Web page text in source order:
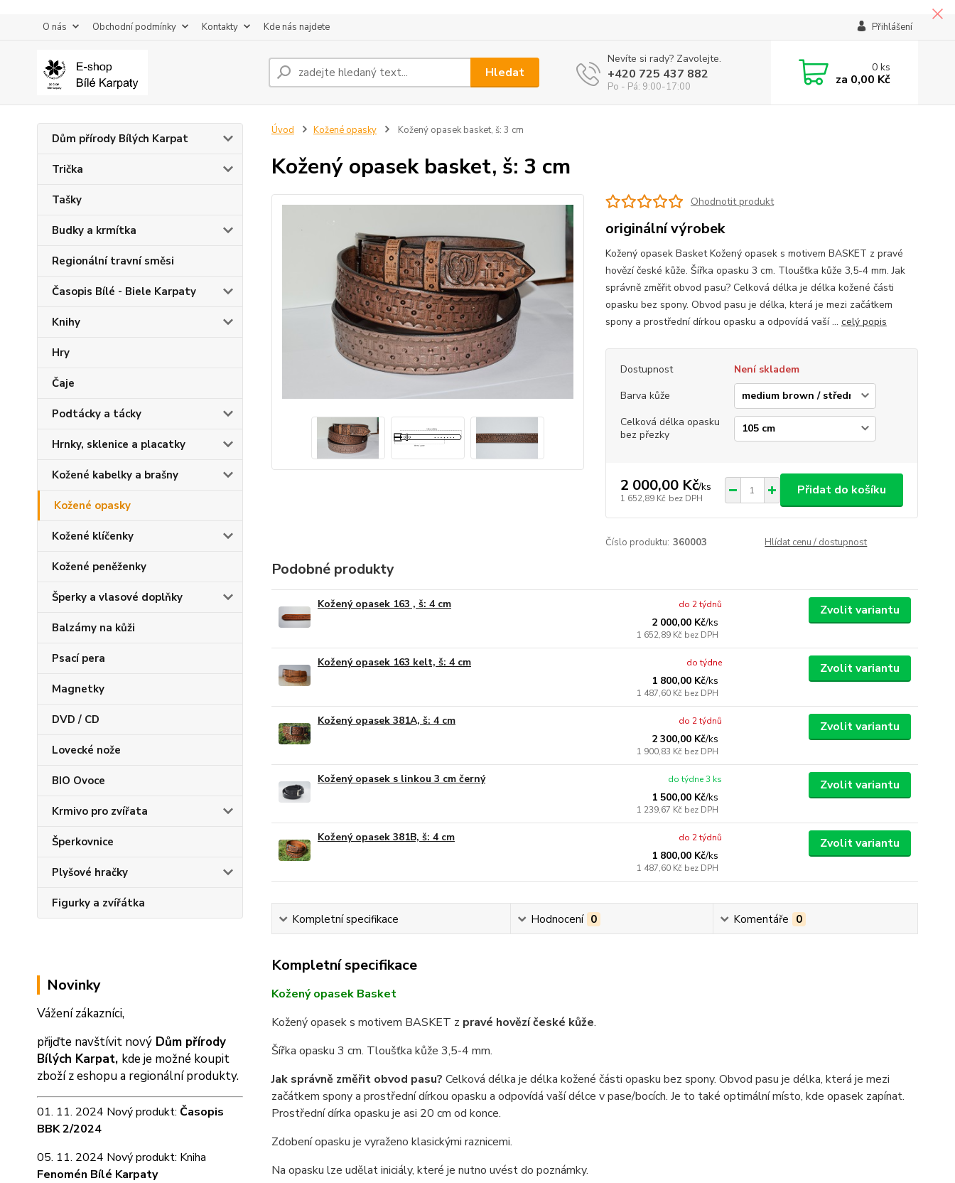
O nás Obchodní podmínky Kontakty Kde nás najdete Přihlášení
Hledat
Nevíte si rady? Zavolejte.
+420 725 437 882
Po - Pá: 9:00-17:00
0ks
za 0,00 Kč
Dům přírody Bílých Karpat
Trička
Tašky
Budky a krmítka
Regionální travní směsi
Časopis Bílé - Biele Karpaty
Knihy
Hry
Čaje
Podtácky a tácky
Hrnky, sklenice a placatky
Kožené kabelky a brašny
Kožené opasky
Kožené klíčenky
Kožené peněženky
Šperky a vlasové doplňky
Balzámy na kůži
Psací pera
Magnetky
DVD / CD
Lovecké nože
BIO Ovoce
Krmivo pro zvířata
Šperkovnice
Plyšové hračky
Figurky a zvířátka
Novinky
Vážení zákazníci,
přijďte navštívit nový Dům přírody
Bílých Karpat, kde je možné koupit
zboží z eshopu a regionální produkty.
01. 11. 2024 Nový produkt: Časopis
BBK 2/2024
05. 11. 2024 Nový produkt: Kniha
Fenomén Bílé Karpaty
Úvod Kožené opasky Kožený opasek basket, š: 3 cm
Kožený opasek basket, š: 3 cm
Ohodnotit produkt
originální výrobek
Kožený opasek Basket Kožený opasek s motivem BASKET z pravé
hovězí české kůže. Šířka opasku 3 cm. Tloušťka kůže 3,5-4 mm. Jak
správně změřit obvod pasu? Celková délka je délka kožené části
opasku bez spony. Obvod pasu je délka, která je mezi začátkem
spony a prostřední dírkou opasku a odpovídá vaší ... celý popis
Dostupnost
Není skladem
Barva kůže
Celková délka opasku
bez přezky
2 000,00 Kč/ks
1 652,89 Kč bez DPH
Přidat do košíku
Číslo produktu: 360003 Hlídat cenu / dostupnost
Podobné produkty
Kožený opasek 163 , š: 4 cm
2 000,00 Kč/ks
1 652,89 Kč bez DPH
do 2 týdnů Zvolit variantu
Kožený opasek 163 kelt, š: 4 cm
1 800,00 Kč/ks
1 487,60 Kč bez DPH
do týdne Zvolit variantu
Kožený opasek 381A, š: 4 cm
2 300,00 Kč/ks
1 900,83 Kč bez DPH
do 2 týdnů Zvolit variantu
Kožený opasek s linkou 3 cm černý
1 500,00 Kč/ks
1 239,67 Kč bez DPH
do týdne 3 ks Zvolit variantu
Kožený opasek 381B, š: 4 cm
1 800,00 Kč/ks
1 487,60 Kč bez DPH
do 2 týdnů Zvolit variantu
Kompletní specifikace Hodnocení 0 Komentáře 0
Kompletní specifikace
Kožený opasek Basket
Kožený opasek s motivem BASKET z pravé hovězí české kůže.
Šířka opasku 3 cm. Tloušťka kůže 3,5-4 mm.
Jak správně změřit obvod pasu? Celková délka je délka kožené části opasku bez spony. Obvod pasu je délka, která je mezi
začátkem spony a prostřední dírkou opasku a odpovídá vaší délce v pase/bocích. Je to také optimální místo, kde opasek zapínat.
Prostřední dírka opasku je asi 20 cm od konce.
Zdobení opasku je vyraženo klasickými raznicemi.
Na opasku lze udělat iniciály, které je nutno uvést do poznámky.